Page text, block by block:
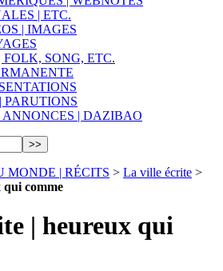
| ETC.
| IMAGES
SONG, ETC.
PARUTIONS
ANNONCES | DAZIBAO
MONDE | RÉCITS > La ville écrite >
comme
| heureux qui